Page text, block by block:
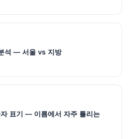
석 — 서울 vs 지방
표기 — 이름에서 자주 틀리는